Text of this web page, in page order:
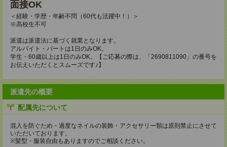
面接OK
＜経験・学歴・年齢不問（60代も活躍中！）＞
※高校生不可
派遣は派遣法に基づく就業となります。
アルバイト・パートは1日のみOK。
学生・60歳以上は1日のみOK。【ご応募の際は、「2690811090」の番号を
お伝えいただくとスムーズです♪】
派遣先の概要
配属先について
混入を防ぐため・過度なネイルの装飾・アクセサリー類は原則禁止にさせて
いただいております。
※髪型・服装自由もありますのでご相談ください。